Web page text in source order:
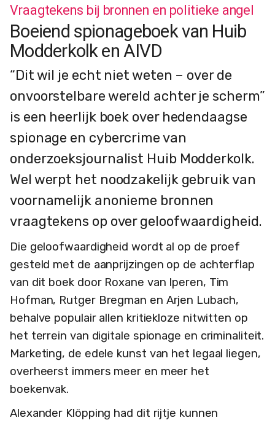
Vraagtekens bij bronnen en politieke angel
Boeiend spionageboek van Huib
Modderkolk en AIVD
“Dit wil je echt niet weten – over de
onvoorstelbare wereld achter je scherm”
is een heerlijk boek over hedendaagse
spionage en cybercrime van
onderzoeksjournalist Huib Modderkolk.
Wel werpt het noodzakelijk gebruik van
voornamelijk anonieme bronnen
vraagtekens op over geloofwaardigheid.
Die geloofwaardigheid wordt al op de proef
gesteld met de aanprijzingen op de achterflap
van dit boek door Roxane van Iperen, Tim
Hofman, Rutger Bregman en Arjen Lubach,
behalve populair allen kritiekloze nitwitten op
het terrein van digitale spionage en criminaliteit.
Marketing, de edele kunst van het legaal liegen,
overheerst immers meer en meer het
boekenvak.
Alexander Klöpping had dit rijtje kunnen